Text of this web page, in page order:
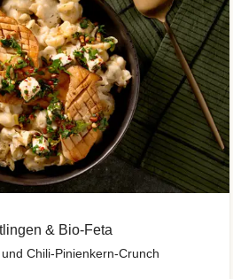
& Bio-Feta
Chili-Pinienkern-Crunch